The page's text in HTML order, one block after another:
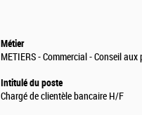
Métier
METIERS - Commercial - Conseil
Intitulé du poste
Chargé de clientèle bancaire H/F